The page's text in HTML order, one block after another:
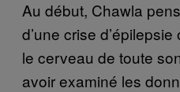
Au début, Chawla
d’une crise
le cerveau de toute
avoir examiné les